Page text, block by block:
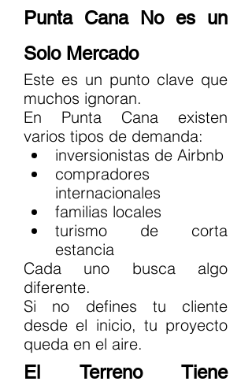
Punta Cana No es un
Solo Mercado
Este es un punto clave que
muchos ignoran.
En Punta Cana existen
varios tipos de demanda:
inversionistas de Airbnb
compradores
internacionales
familias locales
turismo de corta
estancia
Cada uno busca algo
diferente.
Si no defines tu cliente
desde el inicio, tu proyecto
queda en el aire.
El Terreno Tiene